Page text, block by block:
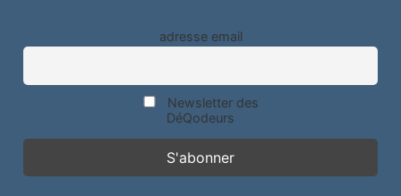
adresse email
Newsletter des
DéQodeurs